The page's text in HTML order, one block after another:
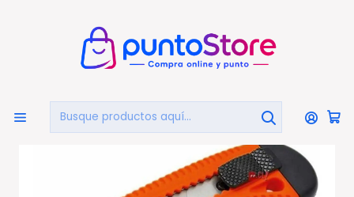
LIBRERÍA Y ARTE Cuchillos Cartoneros
Cuchillo Cartonero De 15,5cms Con Hoja De 18mm Rojo -
Ps